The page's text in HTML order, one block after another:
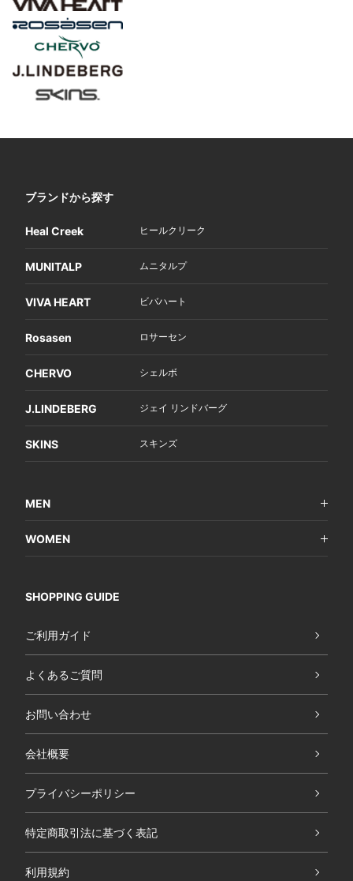
ブランドから探す
Heal Creek ヒールクリーク
MUNITALP ムニタルプ
VIVA HEART ビバハート
Rosasen ロサーセン
CHERVO シェルボ
J.LINDEBERG ジェイ リンドバーグ
SKINS スキンズ
MEN
WOMEN
SHOPPING GUIDE
ご利用ガイド
よくあるご質問
お問い合わせ
会社概要
プライバシーポリシー
特定商取引法に基づく表記
利用規約